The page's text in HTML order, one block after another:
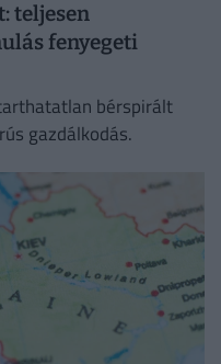
teljesen
fenyegeti
bérspirált
gazdálkodás.